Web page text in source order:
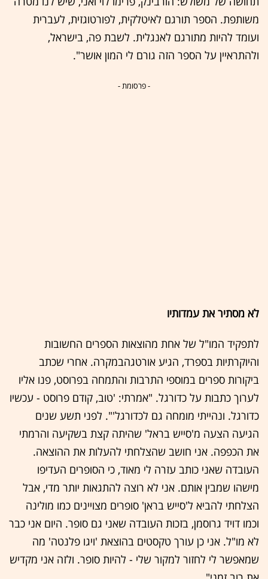
משותפת. הספר תורגם לאיטלקית, לפורטוגזית, לעברית
ועומד להיות מתורגם לאנגלית. לשבת פה, בישראל,
ולהתראיין על הספר הזה גורם לי המון אושר".
- פרסומת -
לא מסתיר את עמדותיו
לתפקיד המו"ל של אחת מהוצאות הספרים החשובות
והיוקרתיות בספרד, הגיע אורטגהבמקרה. אחרי שכתב
ביקורות ספרים במוספי התרבות והתמחה בפרוסט, פנו אליו
לערוך כתבות על כדורגל. "אמרתי: 'טוב, קודם פרוסט - עכשיו
כדורגל. ונהייתי מומחה גם לכדורגל'". לפני תשע שנים
הגיעה הצעה מ'סייש בראל' שהיתה קצת בשקיעה והרמתי
את הכפפה. אני חושב שהצלחתי להעלות את ההוצאה.
העובדה שאני כותב עזרה לי מאוד, כי הסופרים העדיפו
מישהו שמבין אותם. אני לא רוצה להתגאות יותר מדי, אבל
הצלחתי להביא ל'סייש בראן' סופרים מצויינים כמו מולינה
וכמו דויד גרוסמן, בזכות העובדה שאני גם סופר. היום אני כבר
לא מו"ל. אני כן עורך טקסטים בהוצאת 'ויגו פלנטה' מה
שמאפשר לי לחזור למקור שלי - להיות סופר. ולזה אני מקדיש